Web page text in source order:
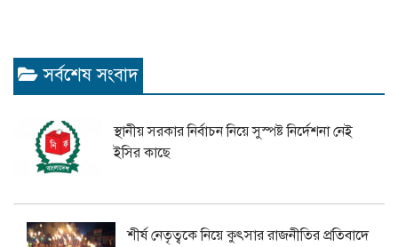
সর্বশেষ সংবাদ
স্থানীয় সরকার নির্বাচন নিয়ে সুস্পষ্ট নির্দেশনা নেই
ইসির কাছে
শীর্ষ নেতৃত্বকে নিয়ে কুৎসার রাজনীতির প্রতিবাদে